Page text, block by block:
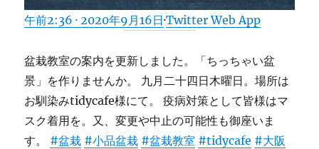
午前2:36 · 2020年9月16日·Twitter Web App
盆栽教室の案内を更新しました。「ちっちゃい盆
景」を作りませんか。 九月二十四日木曜日。場所は
お馴染みtidycafe様にて。 疫病対策として皆様はマ
スク着用を。又、変更や中止の可能性も御座いま
す。 #盆栽 #小品盆栽 #盆栽教室 #tidycafe #大阪